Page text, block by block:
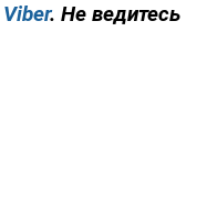
Viber. Не ведитесь